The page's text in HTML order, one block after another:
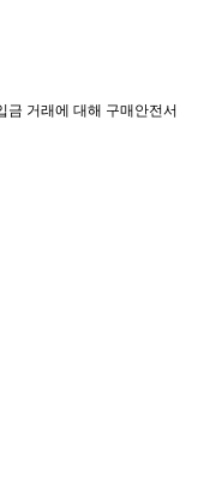
금 거래에 대해 구매안전서